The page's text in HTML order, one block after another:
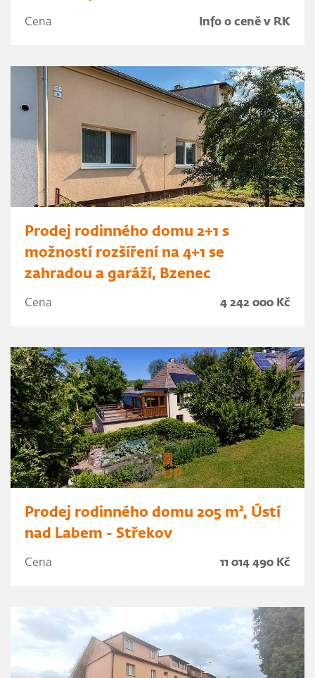
Cena Info o ceně v RK
Prodej rodinného domu 2+1 s
možností rozšíření na 4+1 se
zahradou a garáží, Bzenec
Cena 4 242 000 Kč
Prodej rodinného domu 205 m², Ústí
nad Labem - Střekov
Cena 11 014 490 Kč